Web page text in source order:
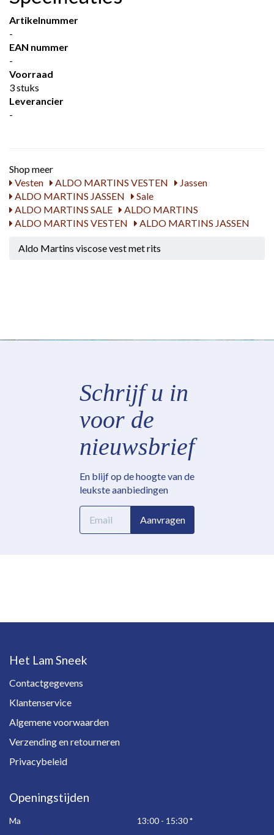
Artikelnummer
-
EAN nummer
-
Voorraad
3 stuks
Leverancier
-
Shop meer
Vesten
ALDO MARTINS VESTEN
Jassen
ALDO MARTINS JASSEN
Sale
ALDO MARTINS SALE
ALDO MARTINS
ALDO MARTINS VESTEN
ALDO MARTINS JASSEN
Aldo Martins viscose vest met rits
Schrijf u in
voor de
nieuwsbrief
En blijf op de hoogte van de
leukste aanbiedingen
E-
mailadres
Aanvragen
Het Lam Sneek
Contactgegevens
Klantenservice
Algemene voorwaarden
Verzending en retourneren
Privacybeleid
Openingstijden
Ma 13:00 - 15:30*